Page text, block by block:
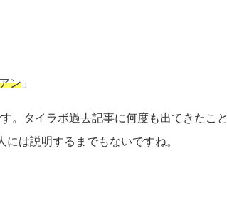
ン 」
。タイラボ過去記事に何度も出てきたこ
は説明するまでもないですね。